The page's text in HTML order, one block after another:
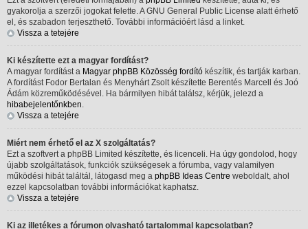
gyakorolja a szerzői jogokat felette. A GNU General Public License alatt érhető
el, és szabadon terjeszthető. További információért lásd a linket.
Vissza a tetejére
Ki készítette ezt a magyar fordítást?
A magyar fordítást a Magyar phpBB Közösség fordító készítik, és tartják karban.
A fordítást Fodor Bertalan és Menyhárt Zsolt készítette Berentés Marcell és Joó
Ádám közreműködésével. Ha bármilyen hibát találsz, kérjük, jelezd a
hibabejelentőnkben.
Vissza a tetejére
Miért nem érhető el az X szolgáltatás?
Ezt a szoftvert a phpBB Limited készítette, és licenceli. Ha úgy gondolod, hogy
újabb szolgáltatások, funkciók szükségesek a fórumba, vagy valamilyen
működési hibát találtál, látogasd meg a phpBB Ideas Centre weboldalt, ahol
ezzel kapcsolatban további információkat kaphatsz.
Vissza a tetejére
Ki az illetékes a fórumon olvasható tartalommal kapcsolatban?